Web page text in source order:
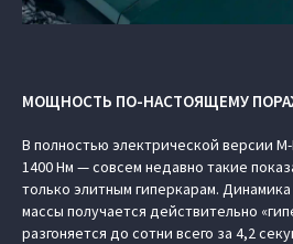
МОЩНОСТЬ ПО-НАСТОЯЩЕМУ
В полностью электрической версии
1400 Нм — совсем недавно такие
только элитным гиперкарам.
массы получается действительно
разгоняется до сотни всего за 4,2